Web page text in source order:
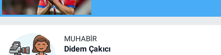
MUHABIR
Didem Çakıcı